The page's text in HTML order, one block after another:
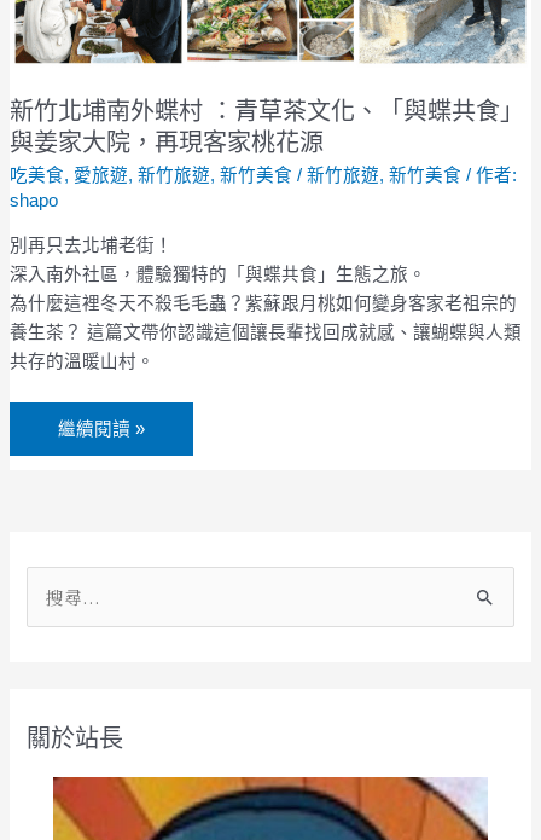
新竹北埔南外蝶村 ：青草茶文化、「與蝶共食」
與姜家大院，再現客家桃花源
吃美食, 愛旅遊, 新竹旅遊, 新竹美食 / 新竹旅遊, 新竹美食 / 作者:
shapo
別再只去北埔老街！
深入南外社區，體驗獨特的「與蝶共食」生態之旅。
為什麼這裡冬天不殺毛毛蟲？紫蘇跟月桃如何變身客家老祖宗的
養生茶？ 這篇文帶你認識這個讓長輩找回成就感、讓蝴蝶與人類
共存的溫暖山村。
村
：
青
草
茶
文
化、
蝶
共
食」
與
姜
大
桃
繼續閱讀 »
字
關於站長